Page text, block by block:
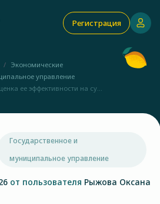
Регистрация
Экономические
управление
ее эффективности на су...
Государственное и
муниципальное управление
от пользователя Рыжова Оксана